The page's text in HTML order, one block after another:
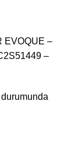
EVOQUE –
–